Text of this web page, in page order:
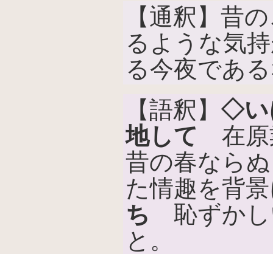
【通釈】昔
るような気
る今夜であ
【語釈】 ◇い
地して 在原
昔の春なら
た情趣を背
ち 恥ずかし
と。